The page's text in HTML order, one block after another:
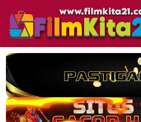
konten